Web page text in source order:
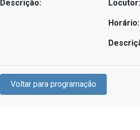
Descrição: Locutor:
Horário:
Voltar para programação